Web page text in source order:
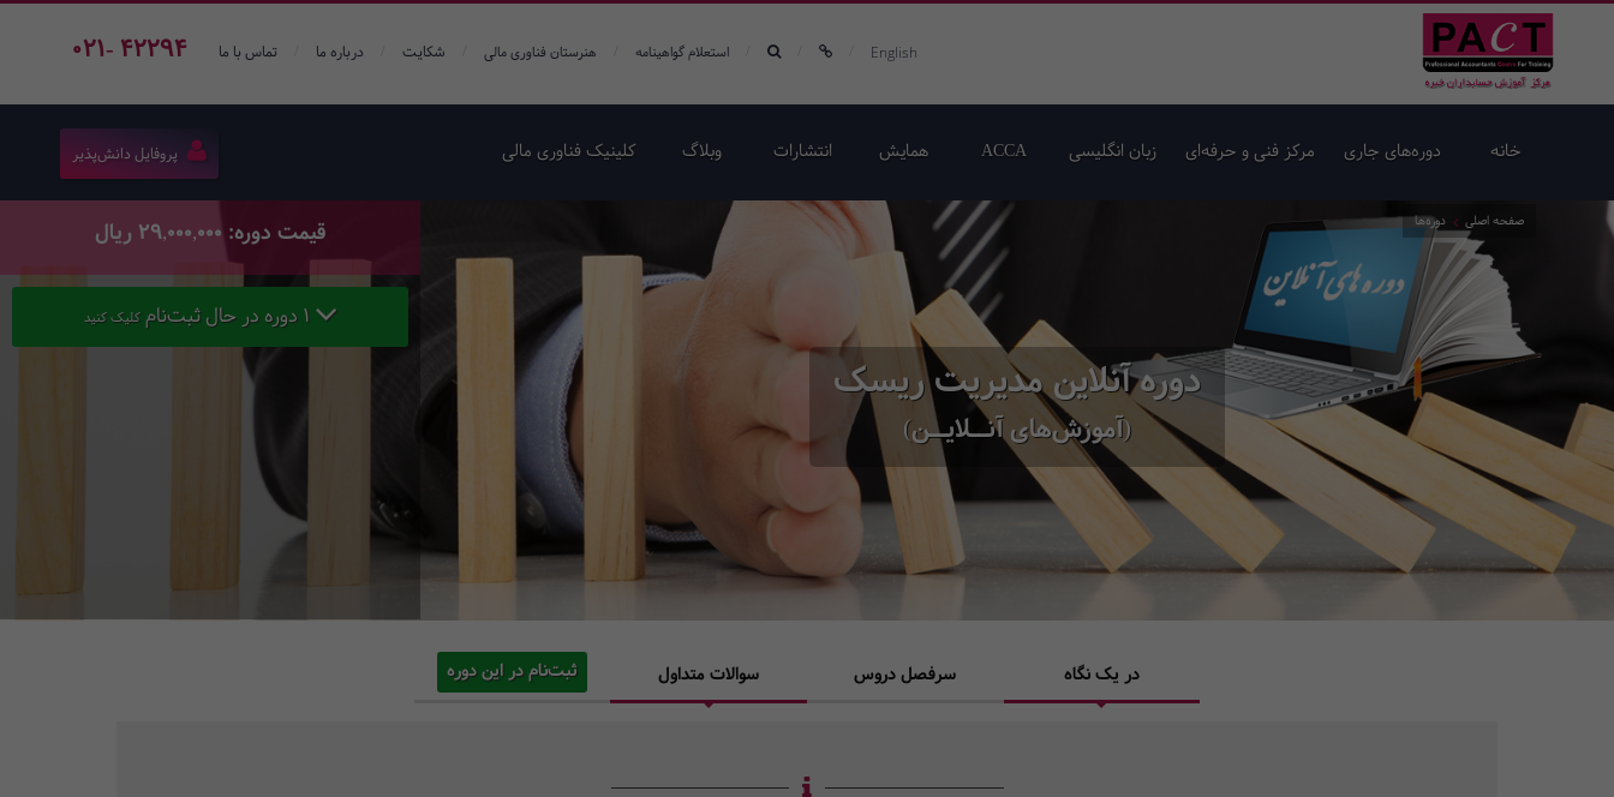
021- 42294 English استعلام گواهینامه هنرستان فناوری مالی شکایت درباره ما تماس با ما
خانه دوره‌های جاری مرکز فنی و حرفه‌ای زبان انگلیسی ACCA همایش‌ انتشارات وبلاگ کلینیک فناوری مالی پروفایل دانش‌پذیر
دوره آنلاین مدیریت ریسک
(آموزش‌های آنــلایــن)
صفحه اصلی دوره‌ها قیمت دوره: 29,000,000 ریال
کلیک کنید
در یک نگاه سرفصل دروس سوالات متداول ثبت‌نام در این دوره